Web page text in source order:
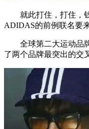
就此打住，打住，钱
ADIDAS的前例联名要
全球第二大运动品牌
了两个品牌最突出的交